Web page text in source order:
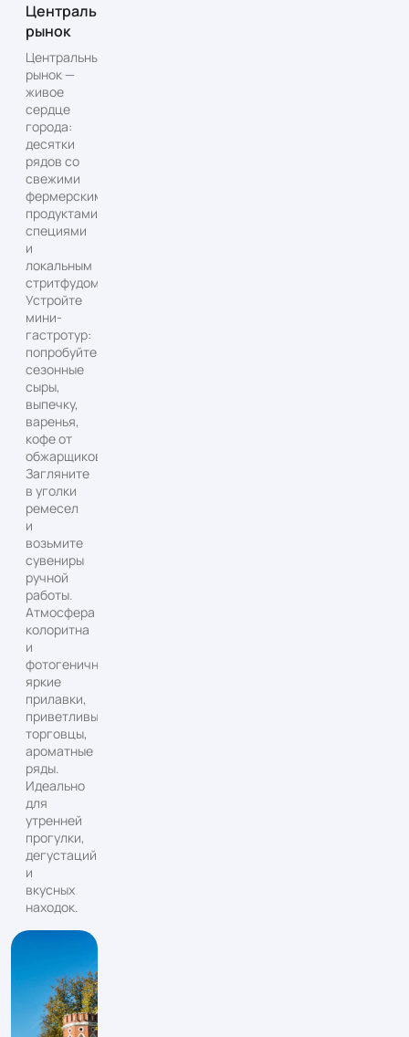
Центральный
рынок
Центральный
рынок —
живое
сердце
города:
десятки
рядов со
свежими
фермерскими
продуктами,
специями
и
локальным
стритфудом.
Устройте
мини-
гастротур:
попробуйте
сезонные
сыры,
выпечку,
варенья,
кофе от
обжарщиков.
Загляните
в уголки
ремесел
и
возьмите
сувениры
ручной
работы.
Атмосфера
колоритна
и
фотогенична:
яркие
прилавки,
приветливые
торговцы,
ароматные
ряды.
Идеально
для
утренней
прогулки,
дегустаций
и
вкусных
находок.